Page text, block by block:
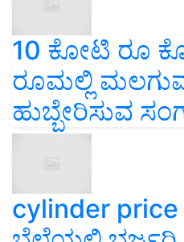
10 ಕೋಟಿ ರೂ
ರೂಮಲ್ಲಿ
ಹುಬ್ಬೇರಿಸುವ
cylinder